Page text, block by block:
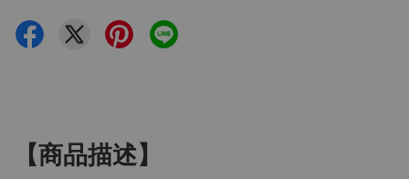
【商品描述】